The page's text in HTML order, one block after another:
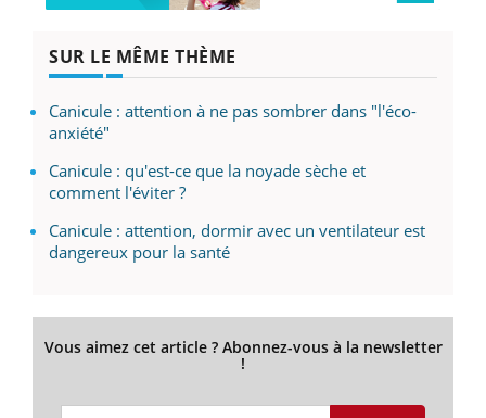
SUR LE MÊME THÈME
Canicule : attention à ne pas sombrer dans "l'éco-
anxiété"
Canicule : qu'est-ce que la noyade sèche et
comment l'éviter ?
Canicule : attention, dormir avec un ventilateur est
dangereux pour la santé
Vous aimez cet article ? Abonnez-vous à la newsletter
!